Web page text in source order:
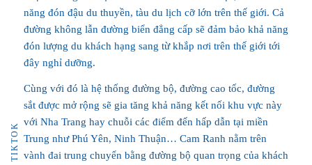
TIKTOK
năng đón đậu du thuyền, tàu du lịch cỡ lớn trên thế giới. Cả
đường không lẫn đường biển đẳng cấp sẽ đảm bảo khả năng
đón lượng du khách hạng sang từ khắp nơi trên thế giới tới
đây nghỉ dưỡng.
Cùng với đó là hệ thống đường bộ, đường cao tốc, đường
sắt được mở rộng sẽ gia tăng khả năng kết nối khu vực này
với Nha Trang hay chuỗi các điểm đến hấp dẫn tại miền
Trung như Phú Yên, Ninh Thuận… Cam Ranh nằm trên
vành đai trung chuyển bằng đường bộ quan trọng của khách